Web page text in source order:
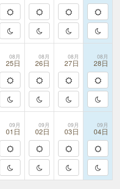
08月
25日
08月
26日
08月
27日
08月
28日
09月
01日
09月
02日
09月
03日
09月
04日